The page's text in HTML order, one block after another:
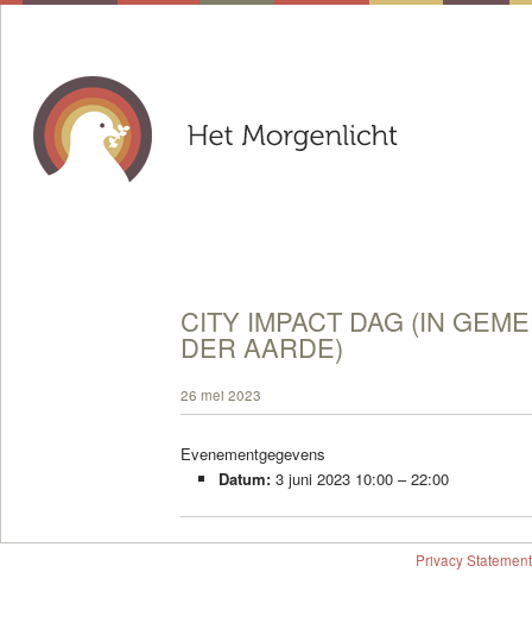
CITY IMPACT DAG (IN
DER AARDE)
26 mei 2023
Evenementgegevens
Datum: 3 juni 2023 10:00 –22:00
Privacy Statement